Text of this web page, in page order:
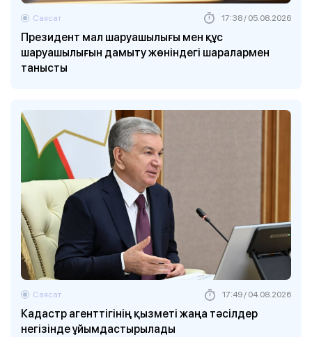
Президент мал шаруашылығы мен құс
шаруашылығын дамыту жөніндегі шаралармен
танысты
Саясат 17:38 / 05.08.2026
Кадастр агенттігінің қызметі жаңа тәсілдер
негізінде ұйымдастырылады
Саясат 17:49 / 04.08.2026